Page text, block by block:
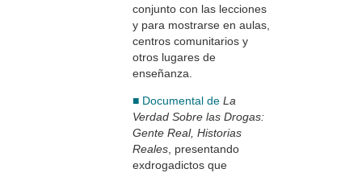
conjunto con las lecciones
y para mostrarse en aulas,
centros comunitarios y
otros lugares de
enseñanza.
■ Documental de La
Verdad Sobre las Drogas:
Gente Real, Historias
Reales , presentando
exdrogadictos que